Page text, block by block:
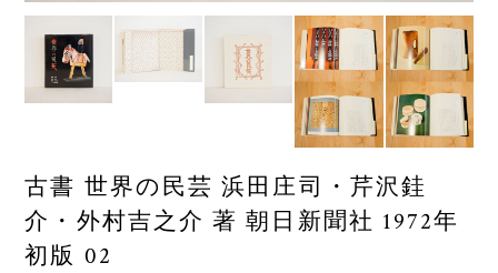
古書 世界の民芸 浜田庄司・芹沢銈
介・外村吉之介 著 朝日新聞社 1972年
初版 02